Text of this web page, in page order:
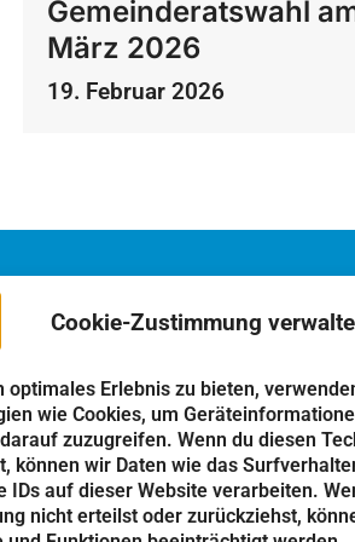
Cookie-Zustimmung
optimales Erlebnis zu bieten,
wie Cookies, um
zuzugreifen. Wenn du diesen
können wir Daten wie das
IDs auf dieser Website verarbeiten.
nicht erteilst oder zurückziehst,
Gemeinderatswahl
März 2026
19. Februar 2026
Kindergarten
Schulen
Kirchen